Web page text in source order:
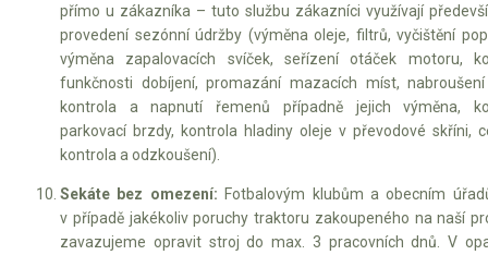
přímo u zákazníka – tuto službu zákazníci využívají
provedení sezónní údržby (výměna oleje, filtrů, vyčištění
výměna zapalovacích svíček, seřízení otáček motoru,
funkčnosti dobíjení, promazání mazacích míst,
kontrola a napnutí řemenů případně jejich výměna,
parkovací brzdy, kontrola hladiny oleje v převodové skříni,
kontrola a odzkoušení).
Sekáte bez omezení: Fotbalovým klubům a obecním
v případě jakékoliv poruchy traktoru zakoupeného na naší
zavazujeme opravit stroj do max. 3 pracovních dnů. V